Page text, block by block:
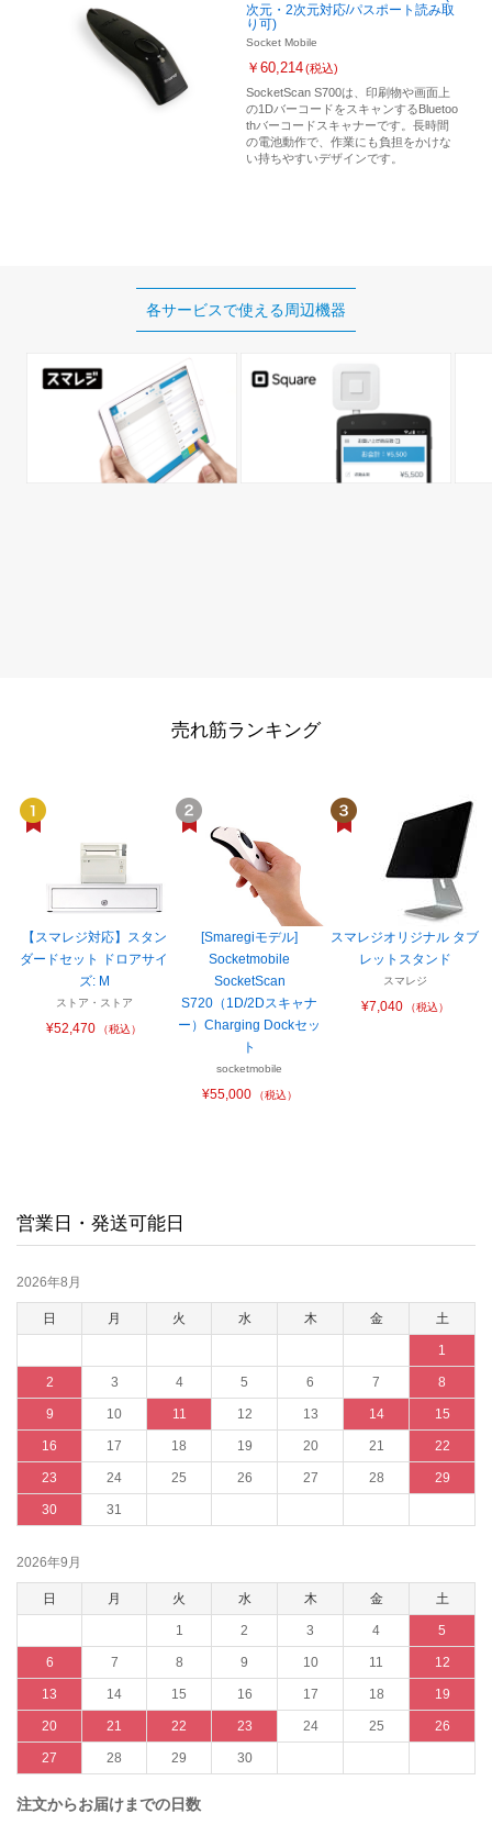
各サービスで使える周辺機器
売れ筋ランキング
【スマレジ対応】スタン
ダードセット ドロアサイ
ズ: M
ストア・ストア
¥52,470 （税込）
[Smaregiモデル]
Socketmobile
SocketScan
S720（1D/2Dスキャナ
ー）Charging Dockセッ
ト
socketmobile
¥55,000 （税込）
スマレジオリジナル タブ
レットスタンド
スマレジ
¥7,040 （税込）
営業日・発送可能日
2026年8月
日 月 火 水 木 金 土
1
2 3 4 5 6 7 8
9 10 11 12 13 14 15
16 17 18 19 20 21 22
23 24 25 26 27 28 29
30 31
2026年9月
日 月 火 水 木 金 土
1 2 3 4 5
6 7 8 9 10 11 12
13 14 15 16 17 18 19
20 21 22 23 24 25 26
27 28 29 30
注文からお届けまでの日数
次元・2次元対応/パスポート読み取
り可)
Socket Mobile
￥60,214(税込)
SocketScan S700は、印刷物や画面上
の1DバーコードをスキャンするBluetoo
thバーコードスキャナーです。長時間
の電池動作で、作業にも負担をかけな
い持ちやすいデザインです。